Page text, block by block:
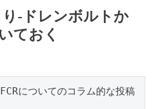
-ドレンボルトか
ておく
についてのコラム的な投稿